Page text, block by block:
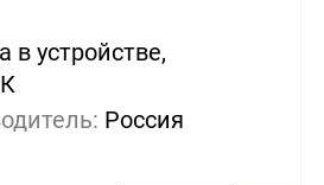
в устройстве,
Россия